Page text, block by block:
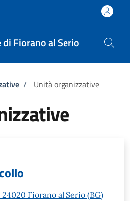
di Fiorano al Serio
/ Unità organizzative
24020 Fiorano al Serio (BG)